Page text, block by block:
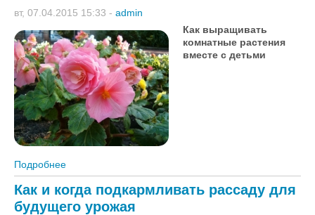
вт, 07.04.2015 15:33 - admin
Как выращивать
комнатные растения
вместе с детьми
Подробнее
Как и когда подкармливать рассаду для
будущего урожая